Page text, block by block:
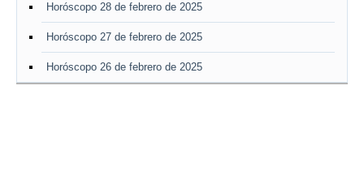
Horóscopo 28 de febrero de 2025
Horóscopo 27 de febrero de 2025
Horóscopo 26 de febrero de 2025